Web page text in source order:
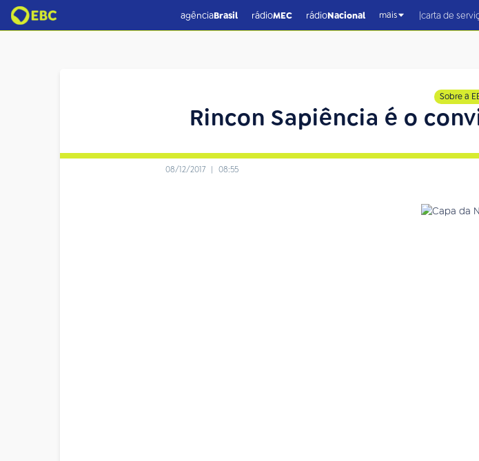
agênciaBrasil rádioMEC rádioNacional mais |carta de
Sobre a
Rincon Sapiência é o
08/12/2017 | 08:55